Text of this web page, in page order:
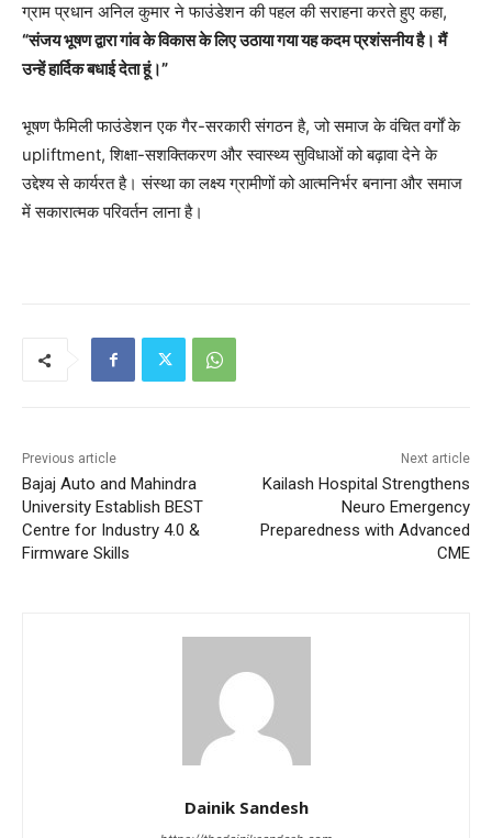
ग्राम प्रधान अनिल कुमार ने फाउंडेशन की पहल की सराहना करते हुए कहा,
“संजय भूषण द्वारा गांव के विकास के लिए उठाया गया यह कदम प्रशंसनीय है। मैं
उन्हें हार्दिक बधाई देता हूं।”
भूषण फैमिली फाउंडेशन एक गैर-सरकारी संगठन है, जो समाज के वंचित वर्गों के
upliftment, शिक्षा-सशक्तिकरण और स्वास्थ्य सुविधाओं को बढ़ावा देने के
उद्देश्य से कार्यरत है। संस्था का लक्ष्य ग्रामीणों को आत्मनिर्भर बनाना और समाज
में सकारात्मक परिवर्तन लाना है।
Previous article
Bajaj Auto and Mahindra
University Establish BEST
Centre for Industry 4.0 &
Firmware Skills
Next article
Kailash Hospital Strengthens
Neuro Emergency
Preparedness with Advanced
CME
Dainik Sandesh